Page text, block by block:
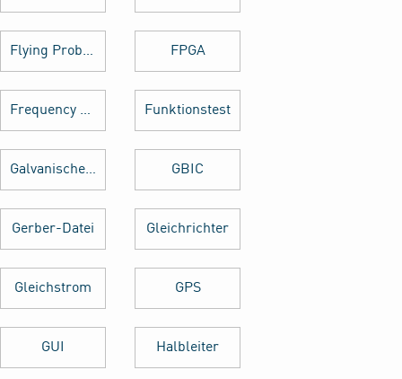
Flying Probe Test FPGA
Frequency Hopping Funktionstest
Galvanische Trennung GBIC
Gerber-Datei Gleichrichter
Gleichstrom GPS
GUI Halbleiter